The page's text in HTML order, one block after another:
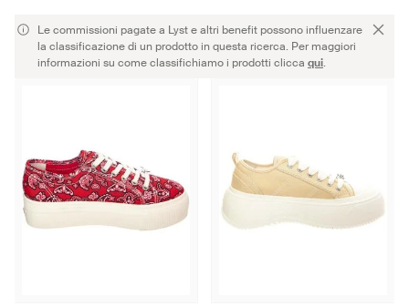
Le commissioni pagate a Lyst e altri benefit possono influenzare
la classificazione di un prodotto in questa ricerca. Per maggiori
informazioni su come classifichiamo i prodotti clicca qui.